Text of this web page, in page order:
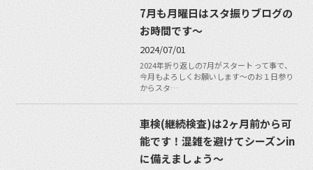
7月も月曜日はスタ振りブログの
お時間です〜
2024/07/01
2024年折り返しの7月がスタート って事で、
今月もよろしくお願いします〜のお１日参り
からスタ…
車検(継続検査)は2ヶ月前から可
能です！混雑を避けてシーズンin
に備えましょう〜